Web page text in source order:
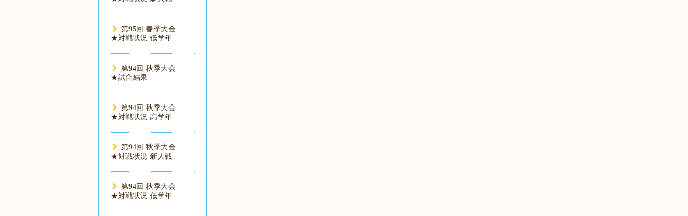
第95回 春季大会
★対戦状況 低学年
第94回 秋季大会
★試合結果
第94回 秋季大会
★対戦状況 高学年
第94回 秋季大会
★対戦状況 新人戦
第94回 秋季大会
★対戦状況 低学年